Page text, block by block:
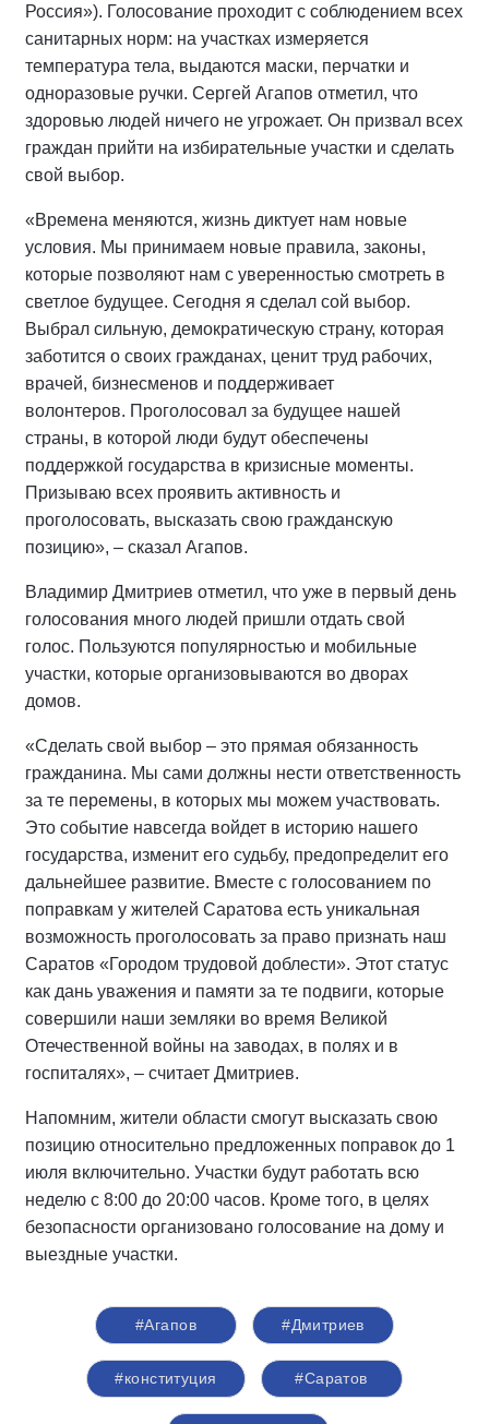
Россия»). Голосование проходит с соблюдением всех
санитарных норм: на участках измеряется
температура тела, выдаются маски, перчатки и
одноразовые ручки. Сергей Агапов отметил, что
здоровью людей ничего не угрожает. Он призвал всех
граждан прийти на избирательные участки и сделать
свой выбор.
«Времена меняются, жизнь диктует нам новые
условия. Мы принимаем новые правила, законы,
которые позволяют нам с уверенностью смотреть в
светлое будущее. Сегодня я сделал сой выбор.
Выбрал сильную, демократическую страну, которая
заботится о своих гражданах, ценит труд рабочих,
врачей, бизнесменов и поддерживает
волонтеров. Проголосовал за будущее нашей
страны, в которой люди будут обеспечены
поддержкой государства в кризисные моменты.
Призываю всех проявить активность и
проголосовать, высказать свою гражданскую
позицию», – сказал Агапов.
Владимир Дмитриев отметил, что уже в первый день
голосования много людей пришли отдать свой
голос. Пользуются популярностью и мобильные
участки, которые организовываются во дворах
домов.
«Сделать свой выбор – это прямая обязанность
гражданина. Мы сами должны нести ответственность
за те перемены, в которых мы можем участвовать.
Это событие навсегда войдет в историю нашего
государства, изменит его судьбу, предопределит его
дальнейшее развитие. Вместе с голосованием по
поправкам у жителей Саратова есть уникальная
возможность проголосовать за право признать наш
Саратов «Городом трудовой доблести». Этот статус
как дань уважения и памяти за те подвиги, которые
совершили наши земляки во время Великой
Отечественной войны на заводах, в полях и в
госпиталях», – считает Дмитриев.
Напомним, жители области смогут высказать свою
позицию относительно предложенных поправок до 1
июля включительно. Участки будут работать всю
неделю с 8:00 до 20:00 часов. Кроме того, в целях
безопасности организовано голосование на дому и
выездные участки.
#Агапов #Дмитриев
#конституция #Саратов